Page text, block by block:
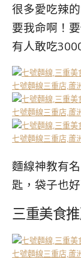
很多愛吃辣
要我命啊！
有人敢吃
麵線神教有
匙，袋子也
三重美食